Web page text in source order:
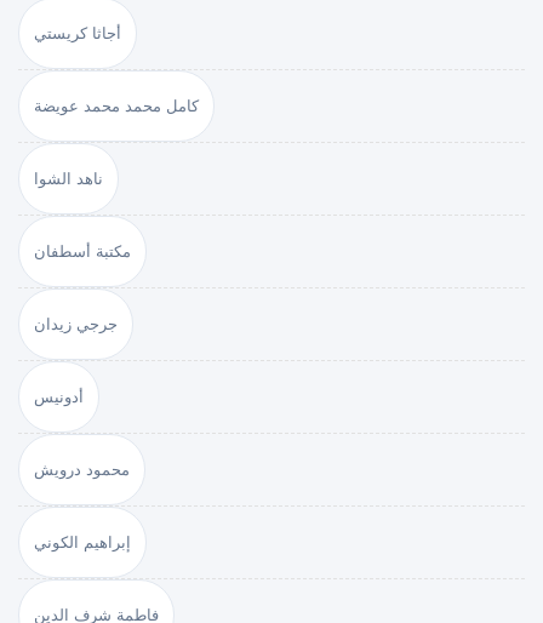
أجاثا كريستي
كامل محمد محمد عويضة
ناهد الشوا
مكتبة أسطفان
جرجي زيدان
أدونيس
محمود درويش
إبراهيم الكوني
فاطمة شرف الدين